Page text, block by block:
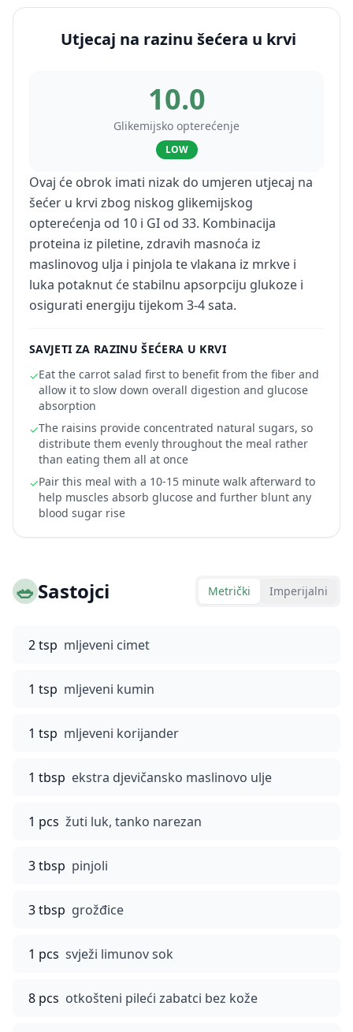
Utjecaj na razinu šećera u krvi
10.0
Glikemijsko opterećenje
LOW
Ovaj će obrok imati nizak do umjeren utjecaj na
šećer u krvi zbog niskog glikemijskog
opterećenja od 10 i GI od 33. Kombinacija
proteina iz piletine, zdravih masnoća iz
maslinovog ulja i pinjola te vlakana iz mrkve i
luka potaknut će stabilnu apsorpciju glukoze i
osigurati energiju tijekom 3-4 sata.
SAVJETI ZA RAZINU ŠEĆERA U KRVI
✓Eat the carrot salad first to benefit from the fiber and
allow it to slow down overall digestion and glucose
absorption
✓The raisins provide concentrated natural sugars, so
distribute them evenly throughout the meal rather
than eating them all at once
✓Pair this meal with a 10-15 minute walk afterward to
help muscles absorb glucose and further blunt any
blood sugar rise
🥗Sastojci Metrički Imperijalni
2 tsp mljeveni cimet
1 tsp mljeveni kumin
1 tsp mljeveni korijander
1 tbsp ekstra djevičansko maslinovo ulje
1 pcs žuti luk, tanko narezan
3 tbsp pinjoli
3 tbsp grožđice
1 pcs svježi limunov sok
8 pcs otkošteni pileći zabatci bez kože